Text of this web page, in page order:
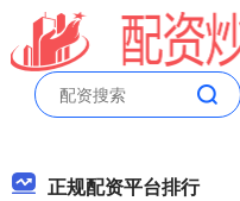
正规配资平台排行